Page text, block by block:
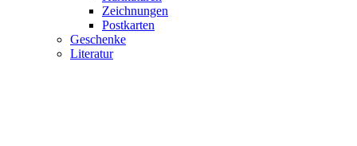
Zeichnungen
Postkarten
Geschenke
Literatur